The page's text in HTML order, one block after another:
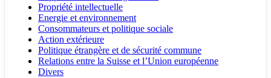
Propriété intellectuelle
Energie et environnement
Consommateurs et politique sociale
Action extérieure
Politique étrangère et de sécurité commune
Relations entre la Suisse et l’Union européenne
Divers